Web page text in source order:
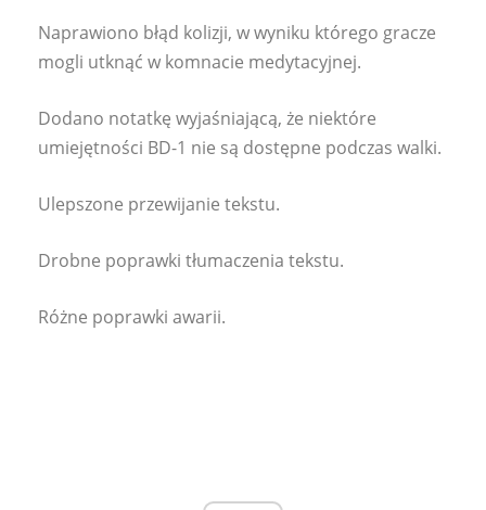
Naprawiono błąd kolizji, w wyniku którego gracze
mogli utknąć w komnacie medytacyjnej.
Dodano notatkę wyjaśniającą, że niektóre
umiejętności BD-1 nie są dostępne podczas walki.
Ulepszone przewijanie tekstu.
Drobne poprawki tłumaczenia tekstu.
Różne poprawki awarii.